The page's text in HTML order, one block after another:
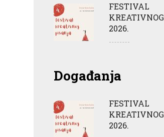
FESTIVAL
2026.
Događanja
FESTIVAL
2026.